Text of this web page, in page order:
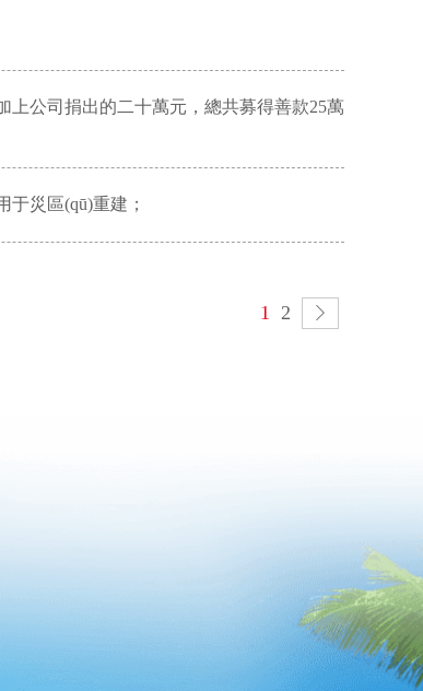
公司捐出的二十萬元，總共募得善款25萬
區(qū)重建；
1 2